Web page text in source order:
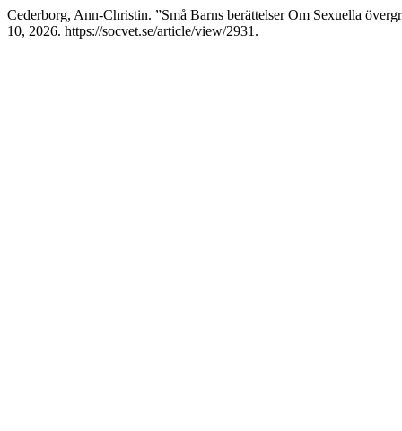
Cederborg, Ann-Christin. ”Små Barns berättelser Om Sexuella
10, 2026. https://socvet.se/article/view/2931.